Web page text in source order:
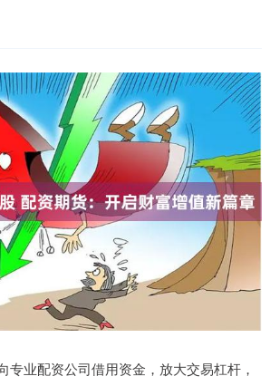
专业配资公司借用资金，放大交易杠杆，